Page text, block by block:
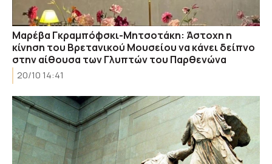
Μαρέβα Γκραμπόφσκι-Μητσοτάκη: Άστοχη η
κίνηση του Βρετανικού Μουσείου να κάνει δείπνο
στην αίθουσα των Γλυπτών του Παρθενώνα
20/10 14:41